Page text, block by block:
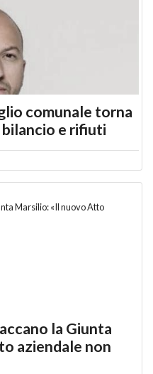
comunale torna
bilancio e rifiuti
la Giunta
aziendale non